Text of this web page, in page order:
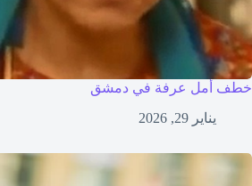
خطف أمل عرفة في دمشق
يناير 29, 2026